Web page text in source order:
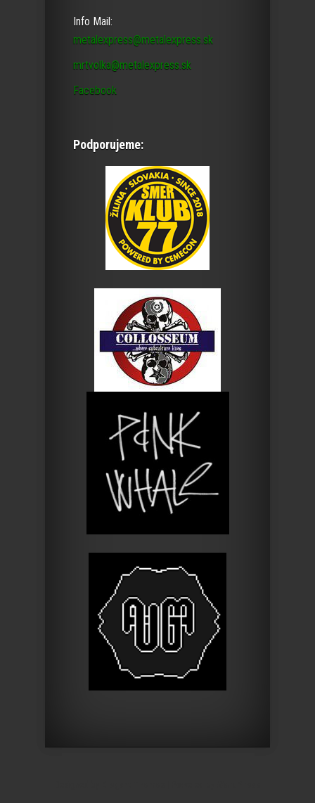
Info Mail:
metalexpress@metalexpress.sk
mrtvolka@metalexpress.sk
Facebook
Podporujeme: